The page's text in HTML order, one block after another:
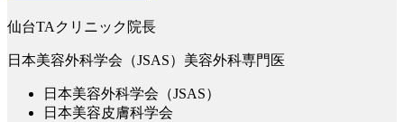
仙台TAクリニック院長
日本美容外科学会（JSAS）美容外科専門医
日本美容外科学会（JSAS）
日本美容皮膚科学会